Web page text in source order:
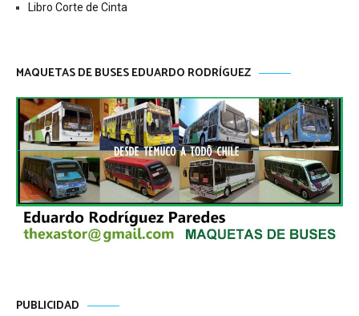
Libro Corte de Cinta
MAQUETAS DE BUSES EDUARDO RODRÍGUEZ
PUBLICIDAD